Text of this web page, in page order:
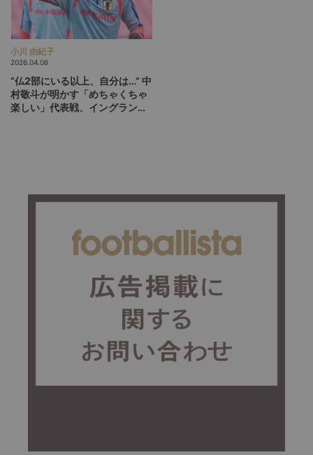
小川 由紀子
2026.04.06
“仏2部にいる以上、自分は…” 中
村敬斗が明かす「めちゃくちゃ
楽しい」代表戦、イングランド